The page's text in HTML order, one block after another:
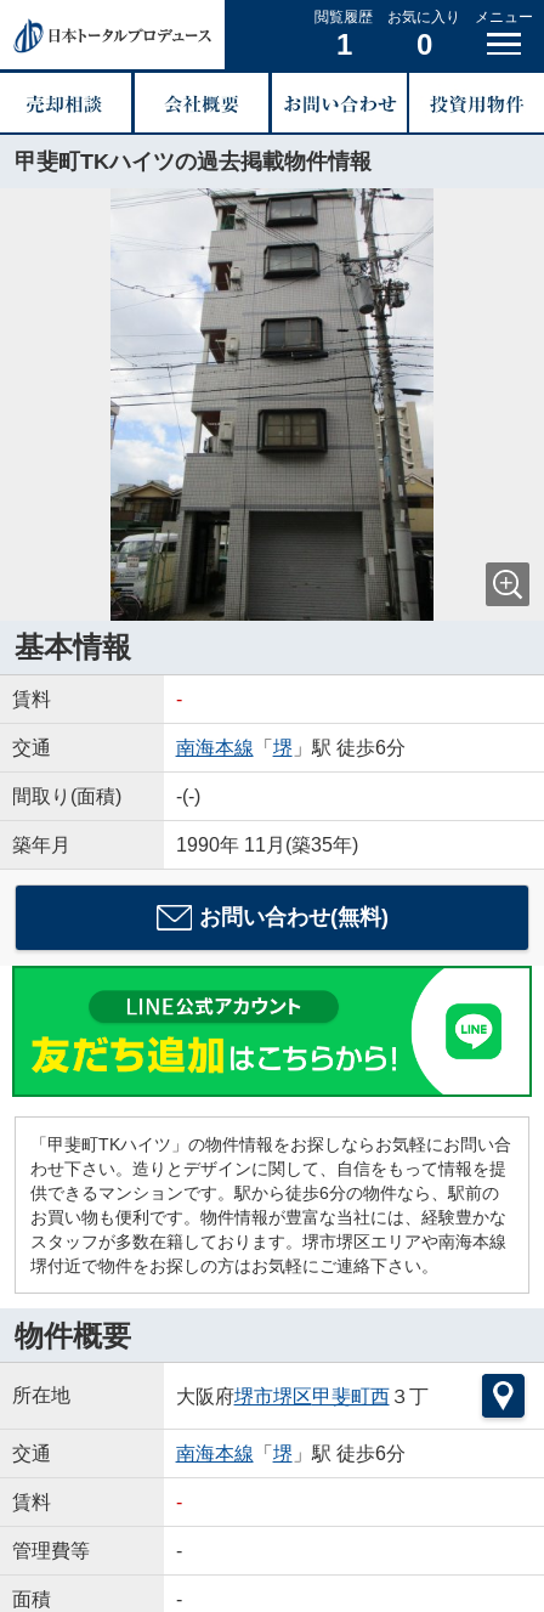
閲覧履歴
1
お気に入り
0
メニュー
甲斐町TKハイツの過去掲載物件情報
基本情報
賃料 -
交通 南海本線 「 堺 」駅 徒歩6分
間取り(面積) -(-)
築年月 1990年 11月(築35年)
お問い合わせ(無料)
「甲斐町TKハイツ」の物件情報をお探しならお気軽にお問い合
わせ下さい。造りとデザインに関して、自信をもって情報を提
供できるマンションです。駅から徒歩6分の物件なら、駅前の
お買い物も便利です。物件情報が豊富な当社には、経験豊かな
スタッフが多数在籍しております。堺市堺区エリアや南海本線
堺付近で物件をお探しの方はお気軽にご連絡下さい。
物件概要
所在地 大阪府堺市堺区甲斐町西３丁
交通 南海本線 「 堺 」駅 徒歩6分
賃料 -
管理費等 -
面積 -